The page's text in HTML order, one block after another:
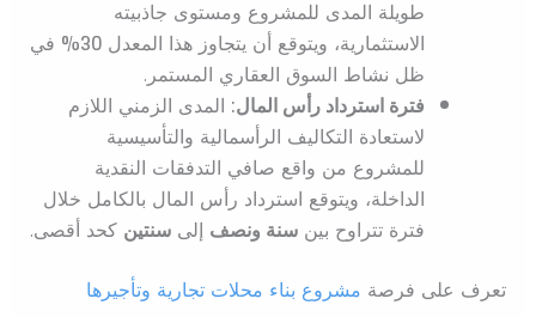
طويلة المدى للمشروع ومستوى جاذبيته
الاستثمارية، ويتوقع أن يتجاوز هذا المعدل 30% في
ظل نشاط السوق العقاري المستمر.
فترة استرداد رأس المال:المدى الزمني اللازم
لاستعادة التكاليف الرأسمالية والتأسيسية
للمشروع من واقع صافي التدفقات النقدية
الداخلة، ويتوقع استرداد رأس المال بالكامل خلال
فترة تتراوح بين سنة ونصفإلى سنتينكحد أقصى.
تعرف على فرصة مشروع بناء محلات تجارية وتأجيرها